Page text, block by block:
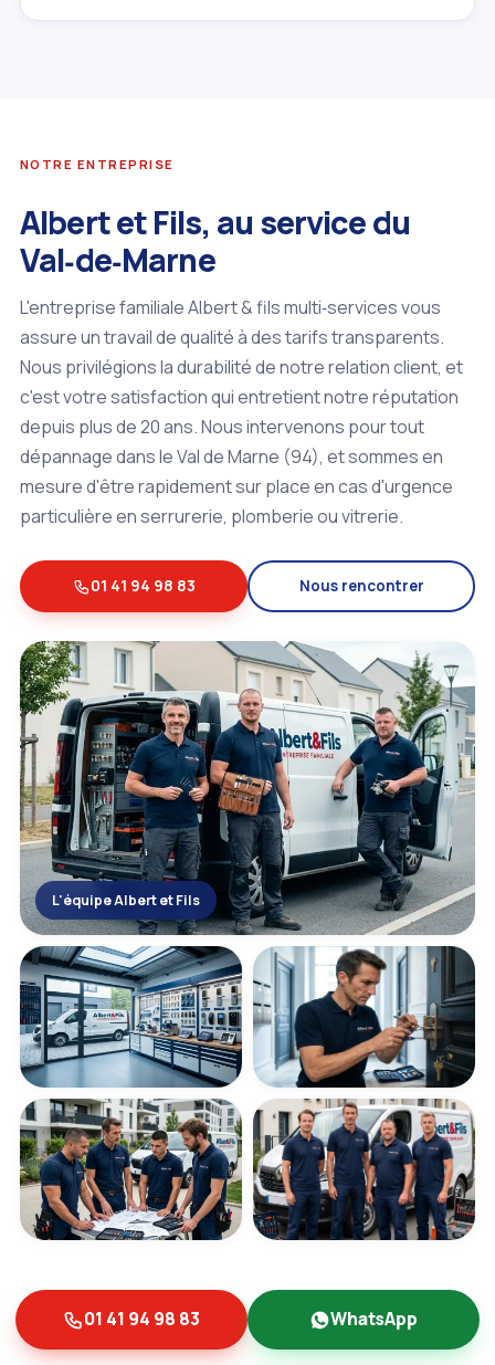
NOTRE ENTREPRISE
Albert et Fils, au service du
Val‑de‑Marne
L'entreprise familiale Albert & fils multi‑services vous
assure un travail de qualité à des tarifs transparents.
Nous privilégions la durabilité de notre relation client, et
c'est votre satisfaction qui entretient notre réputation
depuis plus de 20 ans. Nous intervenons pour tout
dépannage dans le Val de Marne (94), et sommes en
mesure d'être rapidement sur place en cas d'urgence
particulière en serrurerie, plomberie ou vitrerie.
01 41 94 98 83 Nous rencontrer
L'équipe Albert et Fils
NOS GUIDES
01 41 94 98 83 WhatsApp